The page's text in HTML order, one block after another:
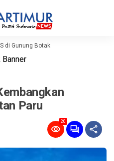
di Gunung Botak
Paru
20